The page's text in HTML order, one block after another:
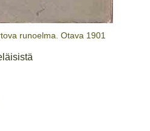
runoelma. Otava 1901